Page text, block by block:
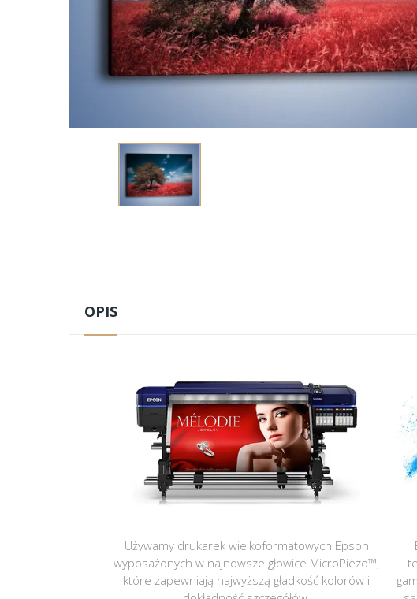
OPIS
Używamy drukarek wielkoformatowych Epson
wyposażonych w najnowsze głowice MicroPiezo™,
które zapewniają najwyższą gładkość kolorów i